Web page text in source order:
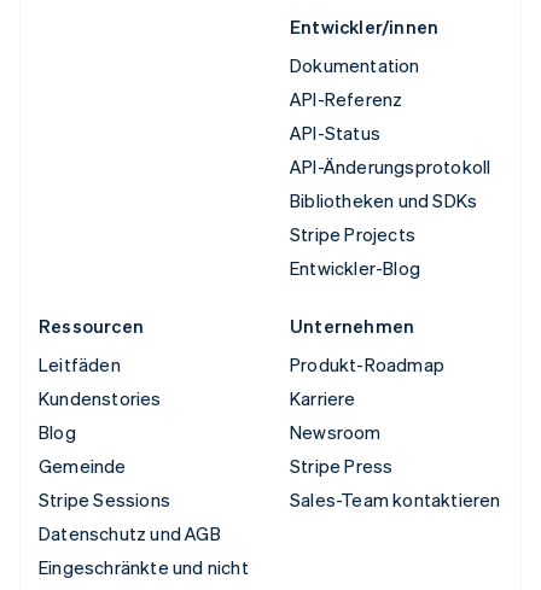
Entwickler/innen
Dokumentation
API-Referenz
API-Status
API-Änderungsprotokoll
Bibliotheken und SDKs
Stripe Projects
Entwickler-Blog
Ressourcen
Leitfäden
Kundenstories
Blog
Gemeinde
Stripe Sessions
Datenschutz und AGB
Eingeschränkte und nicht
Unternehmen
Produkt-Roadmap
Karriere
Newsroom
Stripe Press
Sales-Team kontaktieren